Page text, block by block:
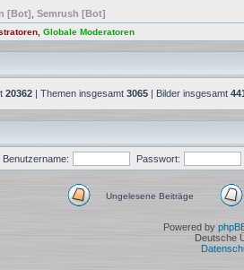
[Bot] Semrush [Bot]
Globale Moderatoren
20362 | Themen insgesamt 3065 | Bilder insgesamt
Benutzername: Passwort:
Ungelesene Beiträge
Powered by
Deutsche